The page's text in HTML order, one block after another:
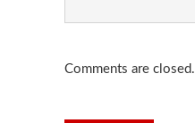
Comments are closed.